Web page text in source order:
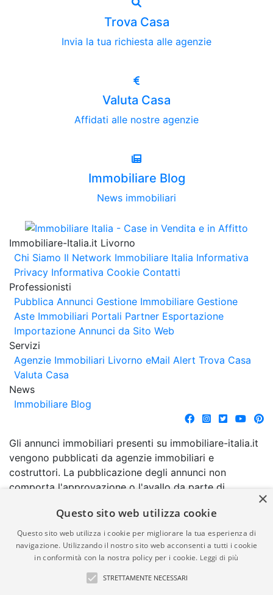
Trova Casa
Invia la tua richiesta alle agenzie
Valuta Casa
Affidati alle nostre agenzie
Immobiliare Blog
News immobiliari
Immobiliare-Italia.it Livorno
Chi Siamo Il Network Immobiliare Italia Informativa
Privacy Informativa Cookie Contatti
Professionisti
Pubblica Annunci Gestione Immobiliare Gestione
Aste Immobiliari Portali Partner Esportazione
Importazione Annunci da Sito Web
Servizi
Agenzie Immobiliari Livorno eMail Alert Trova Casa
Valuta Casa
News
Immobiliare Blog
Gli annunci immobiliari presenti su immobiliare-italia.it
vengono pubblicati da agenzie immobiliari e
costruttori. La pubblicazione degli annunci non
comporta l'approvazione o l'avallo da parte di
garanzia da parte di quest'ultima. immobiliare-italia.it
quindi non è responsabile della veridicità, della
correttezza, della completezza, della normativa in
materia di privacy e/o di alcun altro aspetto dei
suddetti annunci.
×
Questo sito web utilizza cookie
Questo sito web utilizza i cookie per migliorare la tua esperienza di
navigazione. Utilizzando il nostro sito web acconsenti a tutti i cookie
in conformità con la nostra policy per i cookie. Leggi di più
STRETTAMENTE NECESSARI